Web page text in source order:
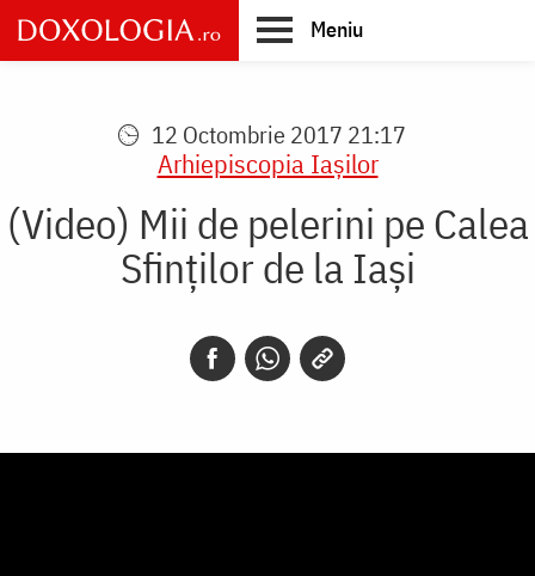
Skip
to
main
Meniu
12 Octombrie 2017 21:17
Arhiepiscopia Iaşilor
(Video) Mii de pelerini pe Calea
Sfinților de la Iași